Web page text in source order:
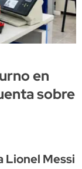
en
sobre